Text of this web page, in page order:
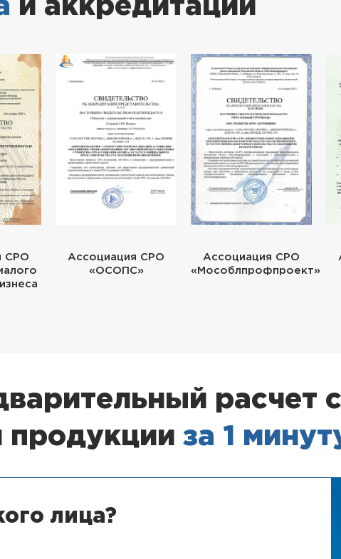
и аккредитации
СРО
Ассоциация СРО
«ОСОПС»
Ассоциация СРО
«Мособлпрофпроект»
расчет
продукции за 1
лица?